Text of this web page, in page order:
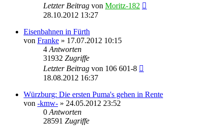
Letzter Beitrag von Moritz-182
28.10.2012 13:27
Eisenbahnen in Fürth
von Franke » 17.07.2012 10:15
4 Antworten
31932 Zugriffe
Letzter Beitrag von 106 601-8
18.08.2012 16:37
Würzburg: Die ersten Puma's gehen in Rente
von -kmw- » 24.05.2012 23:52
0 Antworten
28591 Zugriffe